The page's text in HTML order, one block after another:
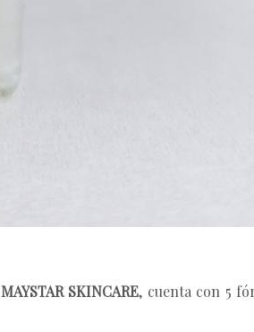
MAYSTAR SKINCARE, cuenta con 5